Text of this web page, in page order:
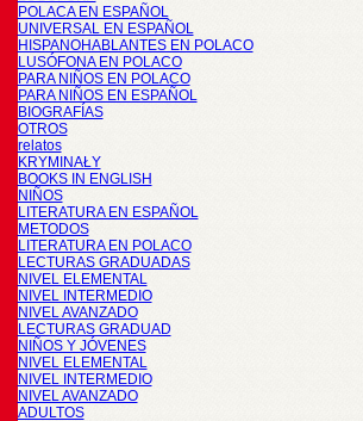
POLACA EN ESPAÑOL
UNIVERSAL EN ESPAÑOL
HISPANOHABLANTES EN POLACO
LUSÓFONA EN POLACO
PARA NIÑOS EN POLACO
PARA NIÑOS EN ESPAÑOL
BIOGRAFÍAS
OTROS
relatos
KRYMINAŁY
BOOKS IN ENGLISH
NIÑOS
LITERATURA EN ESPAÑOL
METODOS
LITERATURA EN POLACO
LECTURAS GRADUADAS
NIVEL ELEMENTAL
NIVEL INTERMEDIO
NIVEL AVANZADO
LECTURAS GRADUAD
NIÑOS Y JÓVENES
NIVEL ELEMENTAL
NIVEL INTERMEDIO
NIVEL AVANZADO
ADULTOS